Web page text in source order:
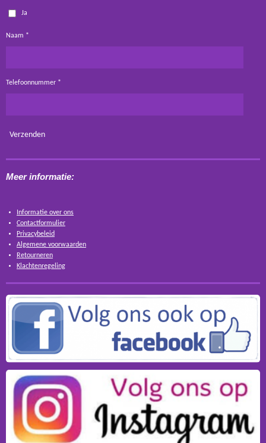
Ja
Naam *
Telefoonnummer *
Verzenden
Meer informatie:
Informatie over ons
Contactformulier
Privacybeleid
Algemene voorwaarden
Retourneren
Klachtenregeling